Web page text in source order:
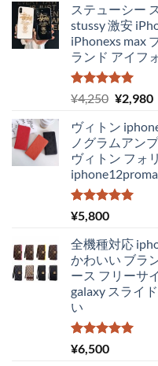
ステューシー
stussy 激安
iPhonexs max
ランド アイフ
5段階中
5.00
の評価
¥4,250 元
価
格
は
¥4,250
で
¥2,980現
ヴィトン
ノグラムアン
ヴィトン フォ
5段階中
5.00
¥5,800
全機種対応
かわいい ブラ
ース フリーサ
galaxy スライ
い
5段階中
5.00
¥6,500